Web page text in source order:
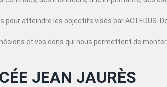
atteindre les objectifs visés par ACTEDUS.
et vos dons qui nous permettent de
JEAN JAURÈS